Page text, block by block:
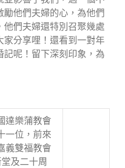
他們夫婦的心，為他們
們夫婦還特別召聚幾處
家分享哩！還看到一對年
呢！留下深刻印象，為
達樂蒲教會
一位，前來
義雙福教會
及二十周